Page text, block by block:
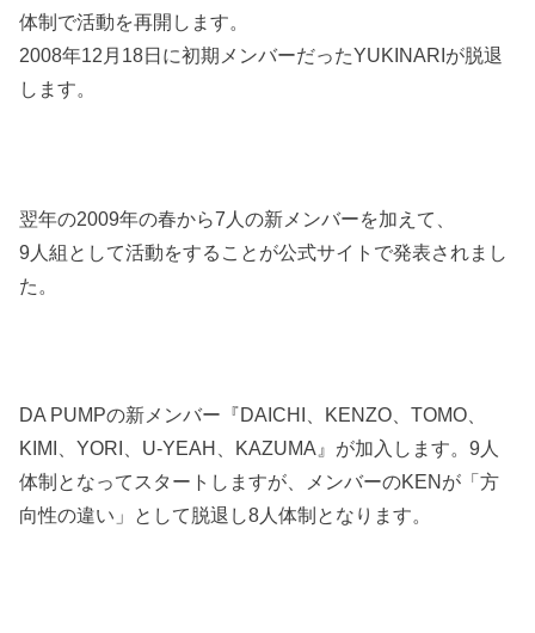
体制で活動を再開します。
2008年12月18日に初期メンバーだったYUKINARIが脱退
します。
翌年の2009年の春から7人の新メンバーを加えて、
9人組として活動をすることが公式サイトで発表されまし
た。
DA PUMPの新メンバー『DAICHI、KENZO、TOMO、
KIMI、YORI、U-YEAH、KAZUMA』が加入します。9人
体制となってスタートしますが、メンバーのKENが「方
向性の違い」として脱退し8人体制となります。